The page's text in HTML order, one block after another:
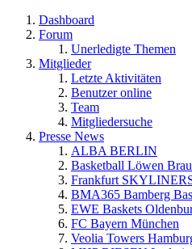
Dashboard
Forum
Unerledigte Themen
Mitglieder
Letzte Aktivitäten
Benutzer online
Team
Mitgliedersuche
Presse News
ALBA BERLIN
Basketball Löwen
Frankfurt
BMA365 Bamberg
EWE Baskets
FC Bayern München
Veolia Towers